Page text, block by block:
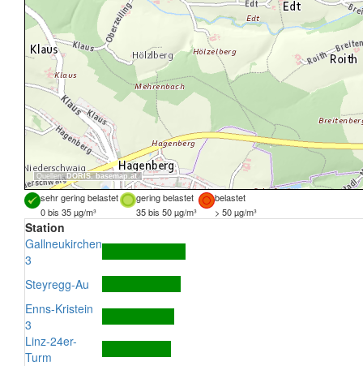
Quellen: DORIS,basemap.at
sehr gering belastet gering belastet
belastet
0 bis 35 µg/m³
35 bis 50 µg/m³ > 50 µg/m³
Station
Gallneukirchen
3
Steyregg-Au
Enns-Kristein
3
Linz-24er-
Turm